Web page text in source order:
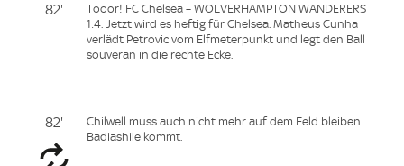
82'
Tooor! FC Chelsea – WOLVERHAMPTON WANDERERS
1:4. Jetzt wird es heftig für Chelsea. Matheus Cunha
verlädt Petrovic vom Elfmeterpunkt und legt den Ball
souverän in die rechte Ecke.
82'
Chilwell muss auch nicht mehr auf dem Feld bleiben.
Badiashile kommt.